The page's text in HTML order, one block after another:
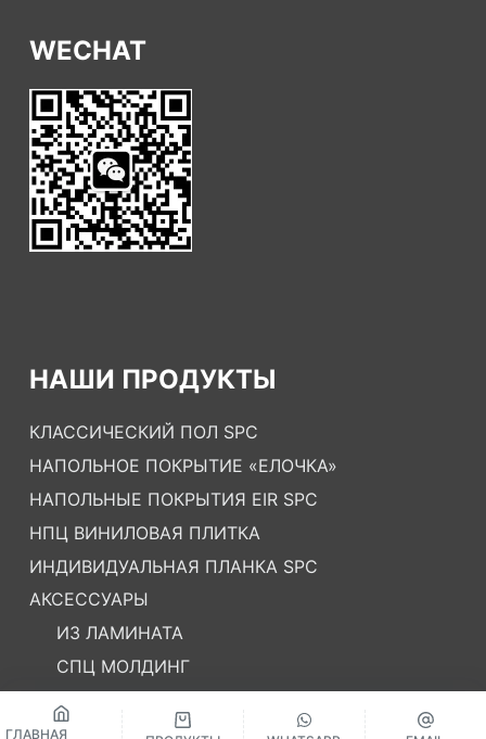
ГЛАВНАЯ
WECHAT
НАШИ ПРОДУКТЫ
КЛАССИЧЕСКИЙ ПОЛ SPC
НАПОЛЬНОЕ ПОКРЫТИЕ «ЕЛОЧКА»
НАПОЛЬНЫЕ ПОКРЫТИЯ EIR SPC
НПЦ ВИНИЛОВАЯ ПЛИТКА
ИНДИВИДУАЛЬНАЯ ПЛАНКА SPC
АКСЕССУАРЫ
ИЗ ЛАМИНАТА
СПЦ МОЛДИНГ
ЛЕСТНИЦА